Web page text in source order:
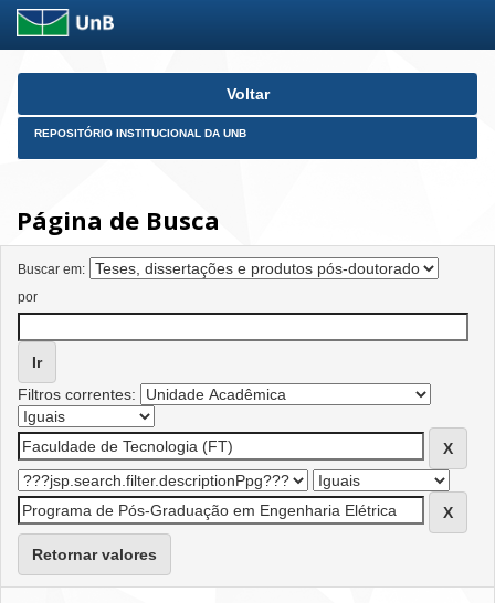
Skip
Voltar
REPOSITÓRIO INSTITUCIONAL DA UNB
Página de Busca
Buscar em:
por
Filtros correntes:
Retornar valores